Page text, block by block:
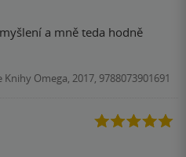
a mně teda hodně
Knihy Omega, 2017, 9788073901691